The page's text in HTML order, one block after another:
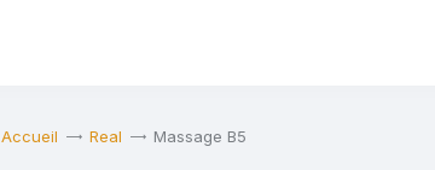
Accueil Real Massage B5